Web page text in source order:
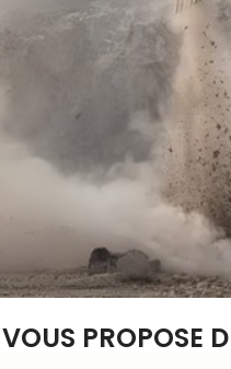
PROPOSE